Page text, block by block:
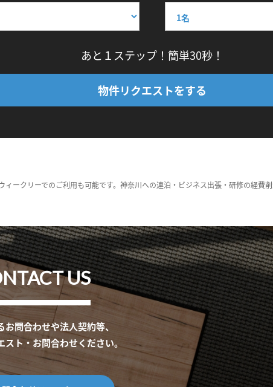
あと１ステップ！簡単30秒！
物件リクエストをする
ークリーでのご利用も可能です。神奈川への連泊・ビジネス出張・研修の経費
US
お問合わせや法人契約等、
スト・お問合わせください。